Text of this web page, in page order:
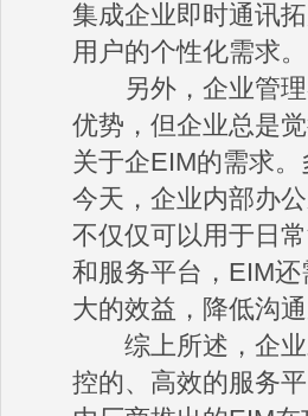
集成企业即时通讯
用户的个性化需求。
另外，企业管理
优势，但企业总是
关于企EIM的需求
今天，企业内部办
不仅仅可以用于日
和服务平台，EIM
大的效益，降低沟
综上所述，企业
控的、高效的服务